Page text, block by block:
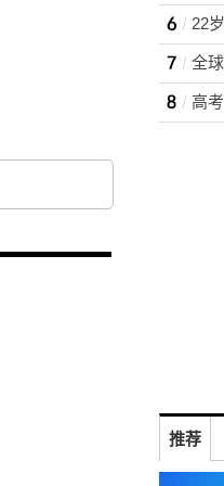
推荐